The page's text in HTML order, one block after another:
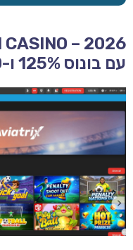
עם בונוס 125% ו-250 ספינים חינם